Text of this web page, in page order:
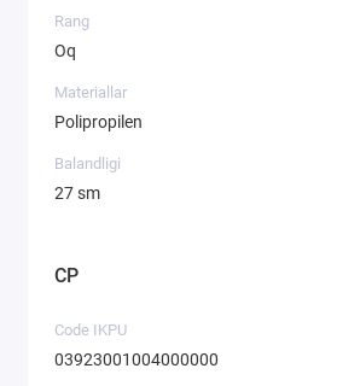
Rang
Oq
Materiallar
Polipropilen
Balandligi
27 sm
CP
Code IKPU
03923001004000000